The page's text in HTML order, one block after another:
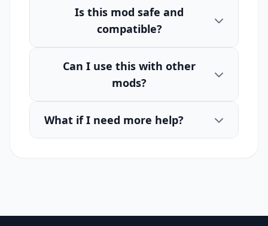
Is this mod safe and
compatible?
Can I use this with other
mods?
What if I need more help?